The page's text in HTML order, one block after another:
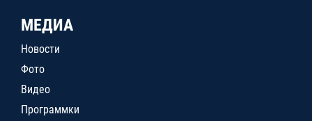
МЕДИА
Новости
Фото
Видео
Программки